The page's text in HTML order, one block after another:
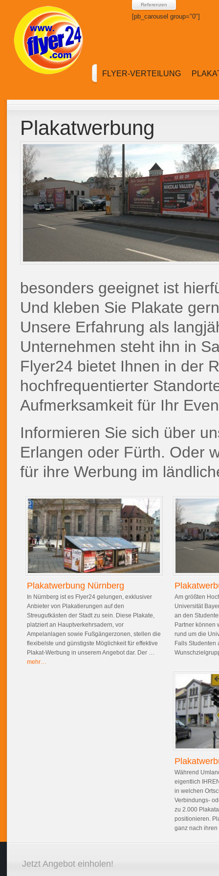
Referenzen
[pb_carousel group="0"]
FLYER-VERTEILUNG
Plakatwerbung
besonders geeignet ist
Und kleben Sie Plakate
Unsere Erfahrung als
Unternehmen steht ihn in
Flyer24 bietet Ihnen in der
hochfrequentierter
Aufmerksamkeit für Ihr
Informieren Sie sich über
Erlangen oder Fürth. Oder
für ihre Werbung im
Plakatwerbung Nürnberg
In Nürnberg ist es Flyer24 gelungen, exklusiver
Anbieter von Plakatierungen auf den
Streugutkästen der Stadt zu sein. Diese Plakate,
platziert an Hauptverkehrsadern, vor
Ampelanlagen sowie Fußgängerzonen, stellen die
flexibelste und günstigste Möglichkeit für effektive
Plakat-Werbung in unserem Angebot dar. Der …
mehr…
Am größten
Universität
an den
Partner können
rund um die
Falls Studenten
Während
eigentlich
in welchen
Verbindungs-
zu 2.000
positionieren.
ganz nach
Jetzt Angebot einholen!